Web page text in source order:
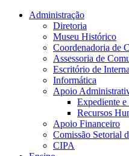
Conteúdo principal Menu
Administração
Diretoria
Museu Histórico
Coordenadoria de
Assessoria de
Escritório de
Informática
Apoio
Expediente
Recursos
Apoio Financeiro
Comissão Setorial
CIPA